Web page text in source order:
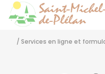
/ Services en ligne et